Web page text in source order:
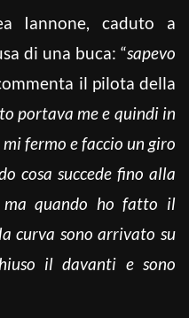
Iannone, caduto a
di una buca: “sapevo
il pilota della
portava me e quindi in
fermo e faccio un giro
cosa succede fino alla
ma quando ho fatto il
curva sono arrivato su
il davanti e sono